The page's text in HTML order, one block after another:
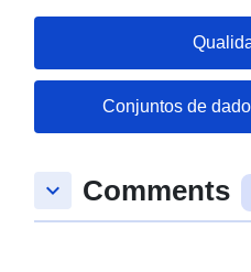
25
Espacial:Conjuntos de
keyboard_arrow_down Comments